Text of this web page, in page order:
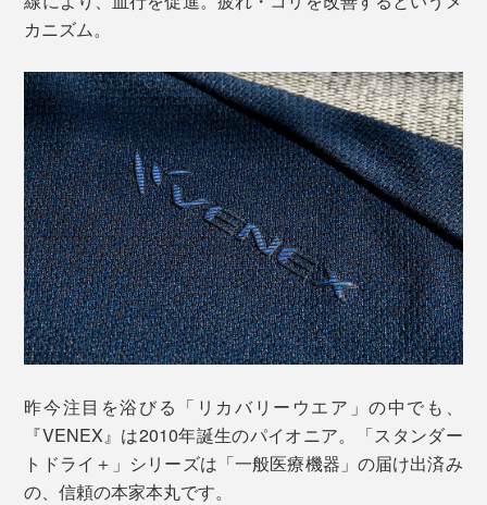
カニズム。
昨今注目を浴びる「リカバリーウエア」の中でも、
『VENEX』は2010年誕生のパイオニア。「スタンダー
トドライ＋」シリーズは「一般医療機器」の届け出済み
の、信頼の本家本丸です。